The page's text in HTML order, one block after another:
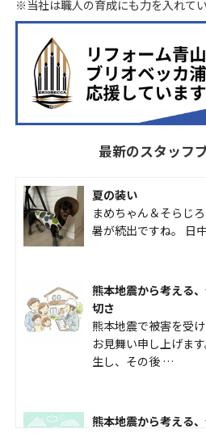
※当社は職人の育成にも力を入れてい
最新のスタッフ
夏の装い
まめちゃん＆そらじ
暑が続出ですね。 日
熊本地震から考える
切さ
熊本地震で被害を受
お見舞い申し上げま
生し、その後 …
熊本地震から考える